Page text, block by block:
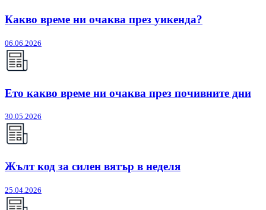
Какво време ни очаква през уикенда?
06.06.2026
Ето какво време ни очаква през почивните дни
30.05.2026
Жълт код за силен вятър в неделя
25.04.2026